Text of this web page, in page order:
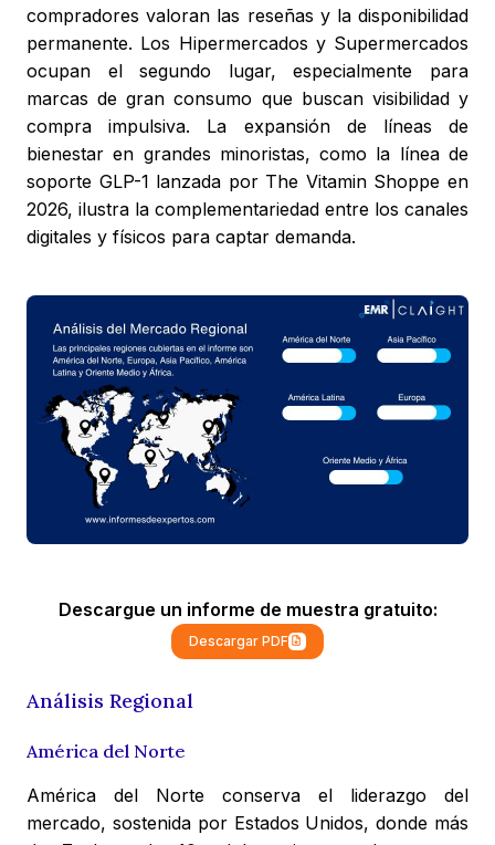
compradores valoran las reseñas y la disponibilidad
permanente. Los Hipermercados y Supermercados
ocupan el segundo lugar, especialmente para
marcas de gran consumo que buscan visibilidad y
compra impulsiva. La expansión de líneas de
bienestar en grandes minoristas, como la línea de
soporte GLP-1 lanzada por The Vitamin Shoppe en
2026, ilustra la complementariedad entre los canales
digitales y físicos para captar demanda.
Descargue un informe de muestra gratuito:
Descargar PDF
Análisis Regional
América del Norte
América del Norte conserva el liderazgo del
mercado, sostenida por Estados Unidos, donde más